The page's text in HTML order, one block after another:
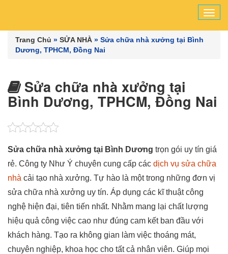
Trang Chủ » SỬA NHÀ » Sửa chữa nhà xưởng tại Bình
Dương, TPHCM, Đồng Nai
Sửa chữa nhà xưởng tại
Bình Dương, TPHCM, Đồng Nai
Sửa chữa nhà xưởng tại Bình Dương trọn gói uy tín giá
rẻ. Công ty Như Ý chuyên cung cấp các dịch vụ sửa chữa
nhà cải tạo nhà xưởng. Tự hào là một trong những đơn vị
sửa chữa nhà xưởng uy tín. Áp dụng các kĩ thuật công
nghệ hiện đại, tiên tiến nhất. Nhằm mang lại chất lượng
hiệu quả công việc cao như đúng cam kết ban đầu với
khách hàng. Tạo ra không gian làm việc thoáng mát,
chuyên nghiệp, khoa học cho tất cả nhân viên. Giúp mọi